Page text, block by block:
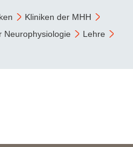
Kliniken der MHH
Neurophysiologie
Lehre